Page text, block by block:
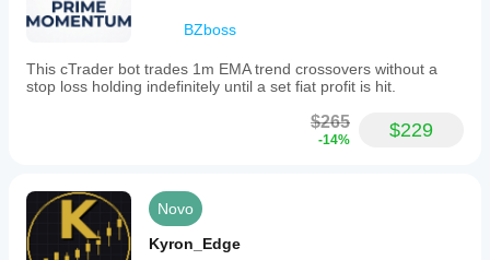
BZboss
This cTrader bot trades 1m EMA trend crossovers without a
stop loss holding indefinitely until a set fiat profit is hit.
$265
-14% $229
Novo
Kyron_Edge